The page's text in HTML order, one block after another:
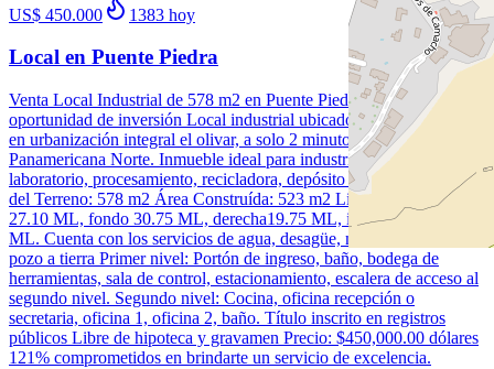
US$ 450.000 1383 hoy
Local en Puente Piedra
Venta Local Industrial de 578 m2 en Puente Piedra Increíble
oportunidad de inversión Local industrial ubicado en puente piedra,
en urbanización integral el olivar, a solo 2 minutos de la carretera
Panamericana Norte. Inmueble ideal para industria, fábrica,
laboratorio, procesamiento, recicladora, depósito o almacén. Área
del Terreno: 578 m2 Área Construída: 523 m2 Linderos: Frente
27.10 ML, fondo 30.75 ML, derecha19.75 ML, izquierda 20.65
ML. Cuenta con los servicios de agua, desagüe, medidor trifasico y
pozo a tierra Primer nivel: Portón de ingreso, baño, bodega de
herramientas, sala de control, estacionamiento, escalera de acceso al
segundo nivel. Segundo nivel: Cocina, oficina recepción o
secretaria, oficina 1, oficina 2, baño. Título inscrito en registros
públicos Libre de hipoteca y gravamen Precio: $450,000.00 dólares
121% comprometidos en brindarte un servicio de excelencia.